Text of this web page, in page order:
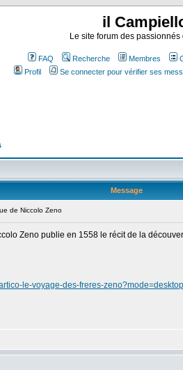
il
Le site forum des passionnés
FAQ Recherche Membres
Profil
Se connecter pour vérifier ses
Message
de Niccolo Zeno
Zeno publie en 1558 le récit de la
le-voyage-des-freres-zeno?mode=desktop